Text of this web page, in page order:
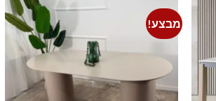
מבצע!
Add to
wishlist